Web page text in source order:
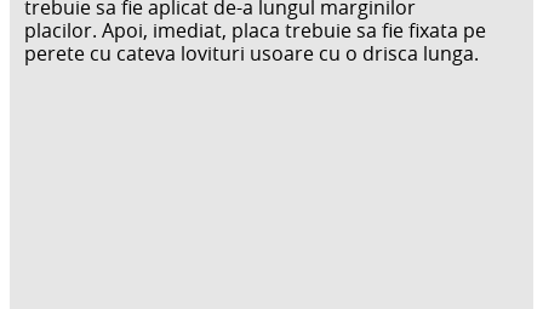
trebuie sa fie aplicat de-a lungul marginilor
placilor. Apoi, imediat, placa trebuie sa fie fixata pe
perete cu cateva lovituri usoare cu o drisca lunga.